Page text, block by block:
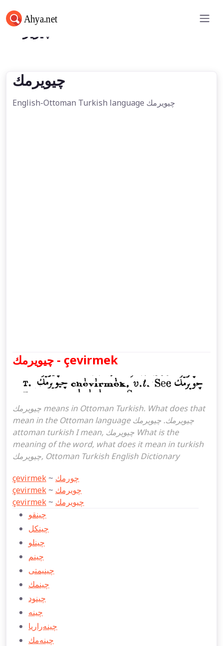
چيويرمك
چيويرمك
English-Ottoman Turkish language چيويرمك
چيويرمك - çevirmek
چيويرمك means in Ottoman Turkish. What does that
mean in the Ottoman language چيويرمك. چيويرمك
attoman turkish I mean, چيويرمك What is the
meaning of the word, what does it mean in turkish
چيويرمك, Ottoman Turkish English Dictionary
çevirmek ~ چورمك
çevirmek ~ چویرمك
çevirmek ~ چيويرمك
چينقو
چينكل
چينلو
چينم
چينیمتی
چينمك
چينود
چينه
چينه‌راریا
چينه‌مك